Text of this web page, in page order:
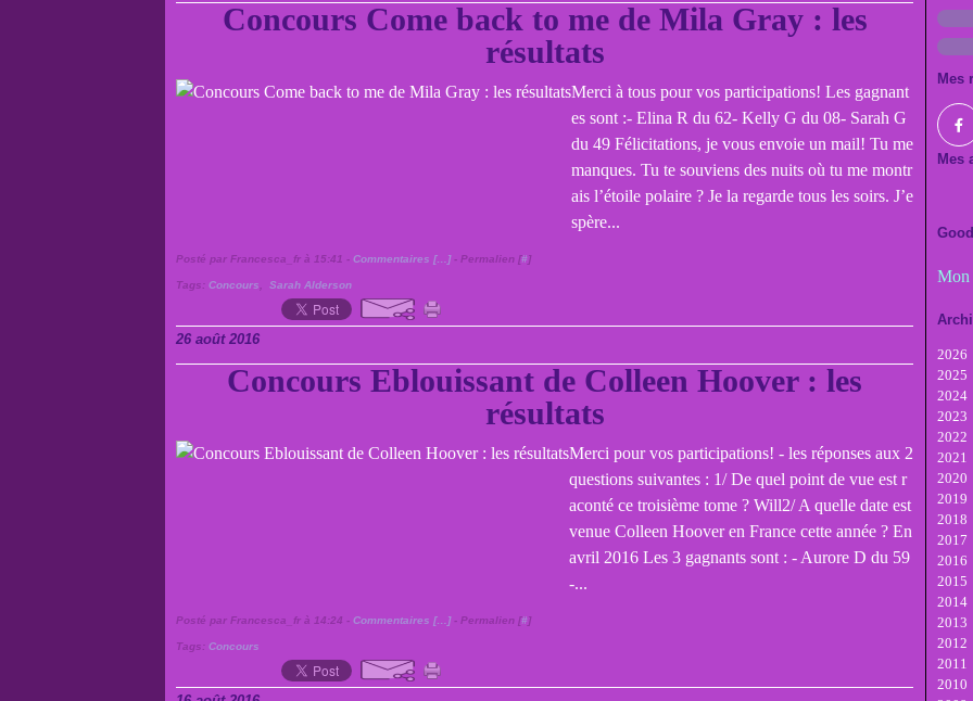
Concours Come back to me de Mila Gray : les
résultats
Merci à tous pour vos participations! Les gagnant
es sont :- Elina R du 62- Kelly G du 08- Sarah G
du 49 Félicitations, je vous envoie un mail! Tu me
manques. Tu te souviens des nuits où tu me montr
ais l’étoile polaire ? Je la regarde tous les soirs. J’e
spère...
Posté par Francesca_fr à 15:41 - Commentaires [… ]- Permalien [#]
Tags: Concours Sarah Alderson
26 août 2016
Concours Eblouissant de Colleen Hoover : les
résultats
Merci pour vos participations! - les réponses aux 2
questions suivantes : 1/ De quel point de vue est r
aconté ce troisième tome ? Will2/ A quelle date est
venue Colleen Hoover en France cette année ? En
avril 2016 Les 3 gagnants sont : - Aurore D du 59
-...
Posté par Francesca_fr à 14:24 - Commentaires [… ]- Permalien [#]
Tags: Concours
Mes
Mes
Mon
2026
2025
2024
2023
2022
2021
2020
2019
2018
2017
2016
2015
2014
2013
2012
2011
2010